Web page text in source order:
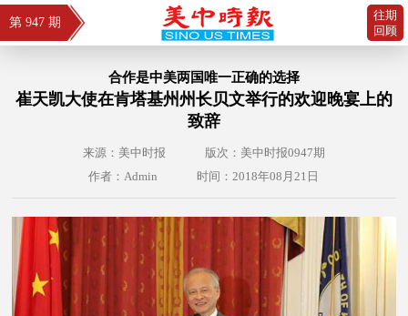
第 947 期
往期
回顾
合作是中美两国唯一正确的选择
崔天凯大使在肯塔基州州长贝文举行的欢迎晚宴上的
致辞
来源：美中时报
版次：美中时报0947期
作者：Admin
时间：2018年08月21日